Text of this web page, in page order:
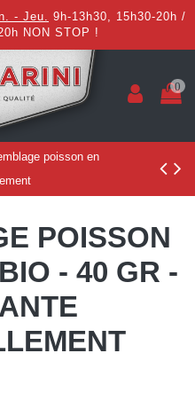
- Jeu. 9h-13h30, 15h30-20h /
NON STOP !
0
poisson en
POISSON
- 40 GR -